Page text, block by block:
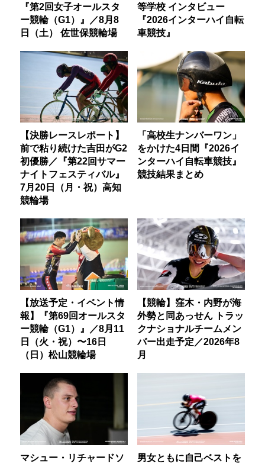
『第2回女子オールスタ
ー競輪（G1）』／8月8
日（土） 佐世保競輪場
等学校 インタビュー
『2026インターハイ自転
車競技』
【決勝レースレポート】
前で粘り続けた吉田がG2
初優勝／『第22回サマー
ナイトフェスティバル』
7月20日（月・祝）高知
競輪場
「高校生ナンバーワン」
をかけた4日間『2026イ
ンターハイ自転車競技』
競技結果まとめ
【放送予定・イベント情
報】『第69回オールスタ
ー競輪（G1）』／8月11
日（火・祝）〜16日
（日）松山競輪場
【競輪】窪木・内野が海
外勢と同あっせん トラッ
クナショナルチームメン
バー出走予定／2026年8
月
マシュー・リチャードソ
男女ともに自己ベストを